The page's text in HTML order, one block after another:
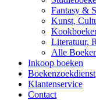
Fantasy &
Kunst,
Literatuur,
Alle
Inkoop boeken
Boekenzoekdienst
Klantenservice
Contact